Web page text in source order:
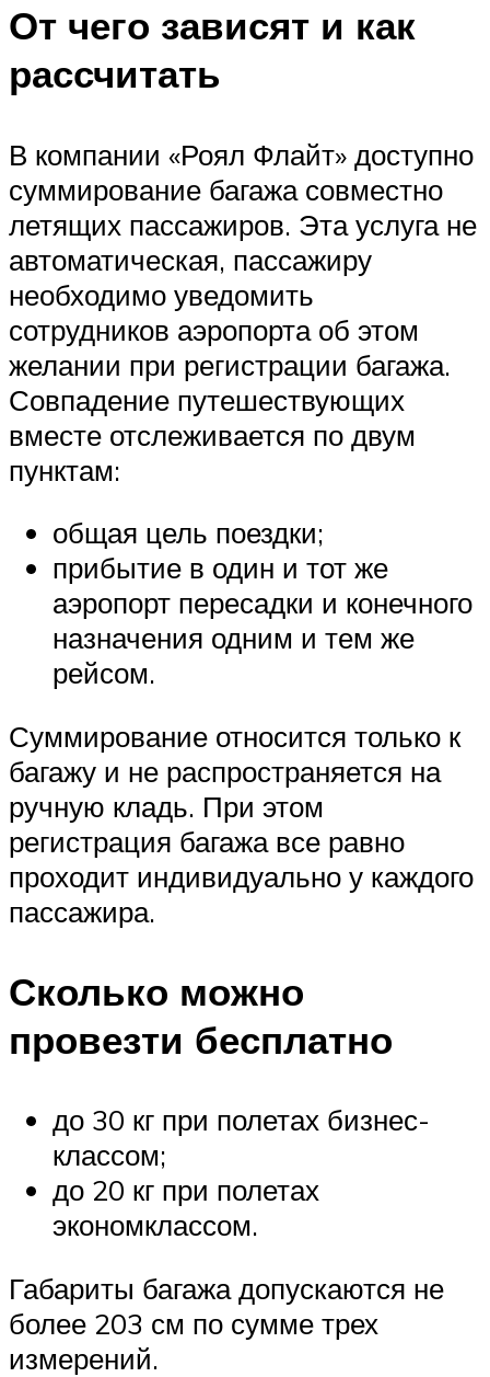
От чего зависят и как
рассчитать
В компании «Роял Флайт» доступно
суммирование багажа совместно
летящих пассажиров. Эта услуга не
автоматическая, пассажиру
необходимо уведомить
сотрудников аэропорта об этом
желании при регистрации багажа.
Совпадение путешествующих
вместе отслеживается по двум
пунктам:
общая цель поездки;
прибытие в один и тот же
аэропорт пересадки и конечного
назначения одним и тем же
рейсом.
Суммирование относится только к
багажу и не распространяется на
ручную кладь. При этом
регистрация багажа все равно
проходит индивидуально у каждого
пассажира.
Сколько можно
провезти бесплатно
до 30 кг при полетах бизнес-
классом;
до 20 кг при полетах
экономклассом.
Габариты багажа допускаются не
более 203 см по сумме трех
измерений.